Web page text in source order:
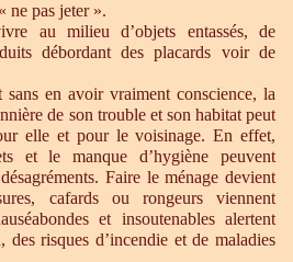
ne pas jeter ».
au milieu d’objets entassés, de
débordant des placards voir de
en avoir vraiment conscience, la
de son trouble et son habitat peut
elle et pour le voisinage. En effet,
et le manque d’hygiène peuvent
Faire le ménage devient
cafards ou rongeurs viennent
et insoutenables alertent
risques d’incendie et de maladies